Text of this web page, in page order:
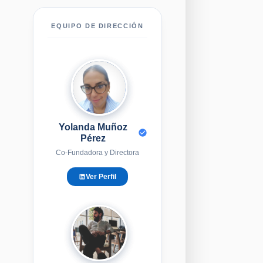
EQUIPO DE DIRECCIÓN
YM
Yolanda Muñoz
Pérez
Co-Fundadora y Directora
Ver Perfil
EG